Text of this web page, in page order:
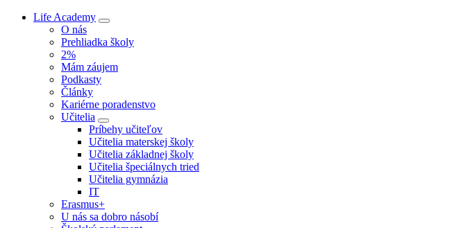
Life Academy
O nás
Prehliadka školy
2%
Mám záujem
Podkasty
Články
Kariérne poradenstvo
Učitelia
Príbehy učiteľov
Učitelia materskej školy
Učitelia základnej školy
Učitelia špeciálnych tried
Učitelia gymnázia
IT
Erasmus+
U nás sa dobro násobí